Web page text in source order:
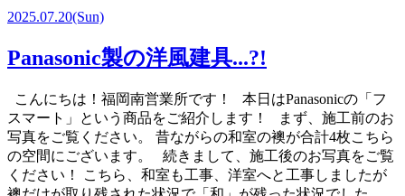
2025.07.20(Sun)
Panasonic製の洋風建具...?!
こんにちは！福岡南営業所です！ 本日はPanasonicの「フ
スマート」という商品をご紹介します！ まず、施工前のお
写真をご覧ください。 昔ながらの和室の襖が合計4枚こちら
の空間にございます。 続きまして、施工後のお写真をご覧
ください！ こちら、和室も工事、洋室へと工事しましたが